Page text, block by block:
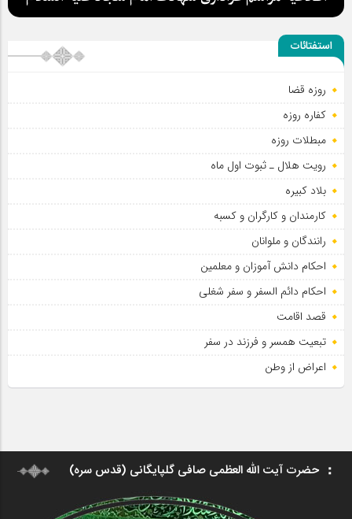
اطلاعیه مراسم عزاداری شهادت امام سجاد علیه السلام
استفتائات
روزه قضا
کفاره روزه
مبطلات روزه
رویت هلال ـ ثبوت اول ماه
بلاد کبیره
کارمندان و کارگران و کسبه
رانندگان و ملوانان
احکام دانش آموزان و معلمین
احکام دائم السفر و سفر شغلی
قصد اقامت
تبعیت همسر و فرزند در سفر
اعراض از وطن
حضرت آیت الله العظمی صافی گلپایگانی (قدس سره)